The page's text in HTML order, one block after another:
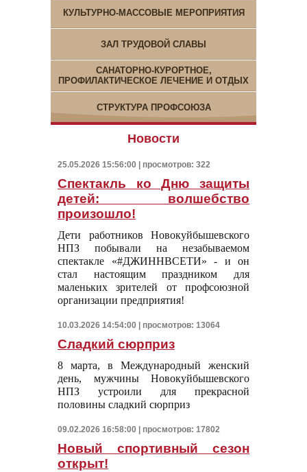
КУЛЬТУРНО-МАССОВЫЕ МЕРОПРИЯТИЯ
ЗАЛ ТРУДОВОЙ СЛАВЫ
САНАТОРНО-КУРОРТНОЕ,
ПРОФИЛАКТИЧЕСКОЕ ЛЕЧЕНИЕ И ОТДЫХ
СТРУКТУРА ПРОФСОЮЗА
Новости
25.05.2026 15:56:00 | просмотров: 322
Спектакль ко Дню защиты
детей: волшебство
произошло!
Дети работников Новокуйбышевского
НПЗ побывали на незабываемом
спектакле «#ДЖИННВСЕТИ» - и он
стал настоящим праздником для
маленьких зрителей от профсоюзной
организации предприятия!
10.03.2026 14:54:00 | просмотров: 13064
Сладкий сюрприз
8 марта, в Международный женский
день, мужчины Новокуйбышевского
НПЗ устроили для прекрасной
половины сладкий сюрприз
09.02.2026 16:58:00 | просмотров: 17802
Новый спортивный сезон
открыт!